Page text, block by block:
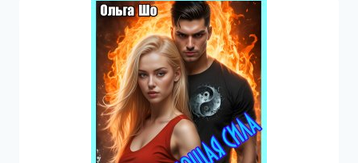
ОЛЬГА
ШО